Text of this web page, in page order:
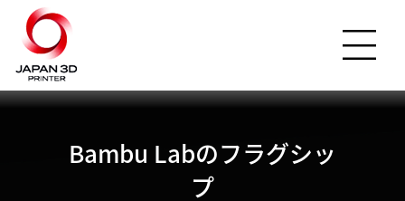
Bambu Labのフラグシッ
プ